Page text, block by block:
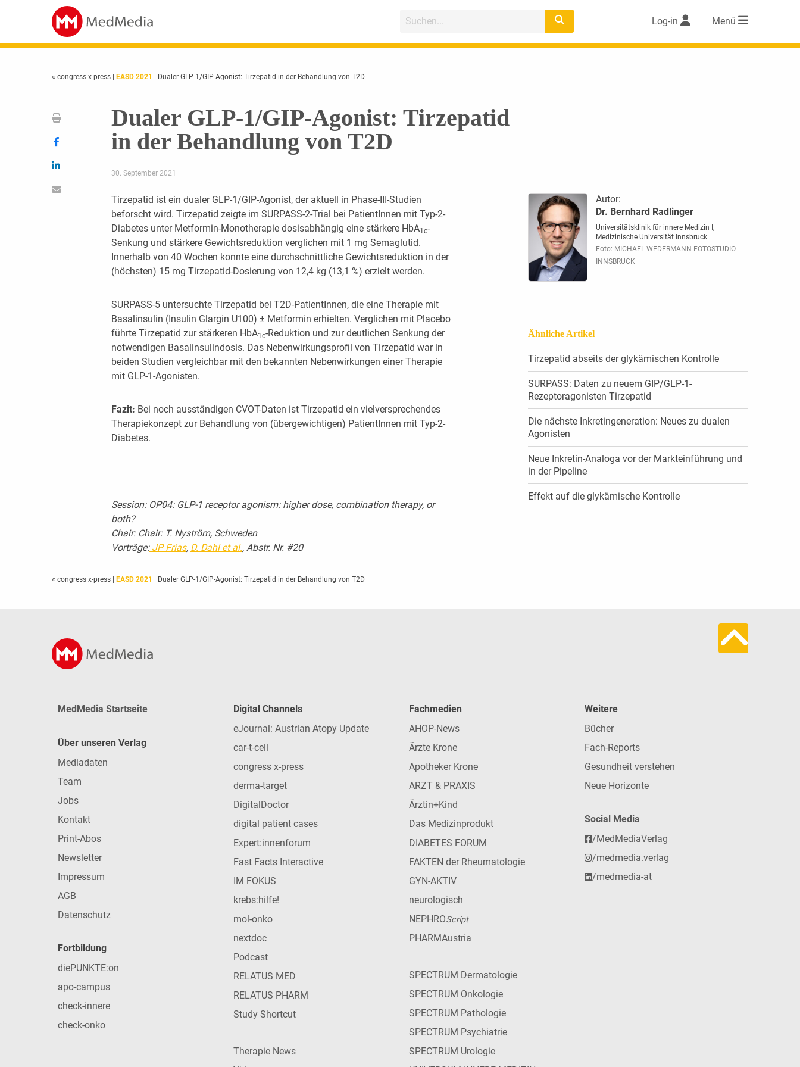
Log-in Menü
« congress x-press EASD 2021 | Dualer GLP-1/GIP-Agonist: ­Tirzepatid in der Behandlung von T2D
Dualer GLP-1/GIP-Agonist: ­Tirzepatid
in der Behandlung von T2D
30. September 2021
Tirzepatid ist ein dualer GLP-1/GIP-Agonist, der aktuell in Phase-III-Studien
beforscht wird. Tirzepatid zeigte im SURPASS-2-Trial bei PatientInnen mit Typ-2-
Diabetes unter Metformin-Monotherapie dosisabhängig eine stärkere HbA1c-
Senkung und stärkere Gewichtsreduktion verglichen mit 1 mg Semaglutid.
Innerhalb von 40 Wochen konnte eine durchschnittliche Gewichtsreduktion in der
(höchsten) 15 mg Tirzepatid-Dosierung von 12,4 kg (13,1 %) erzielt werden.
SURPASS-5 untersuchte Tirzepatid bei T2D-PatientInnen, die eine Therapie mit
Basalinsulin (Insulin Glargin U100) ± Metformin erhielten. Verglichen mit Placebo
führte Tirzepatid zur stärkeren HbA1c-Reduktion und zur deutlichen Senkung der
notwendigen Basalinsulindosis. Das Nebenwirkungsprofil von Tirzepatid war in
beiden Studien vergleichbar mit den bekannten Nebenwirkungen einer Therapie
mit GLP-1-Agonisten.
Fazit: Bei noch ausständigen CVOT-Daten ist Tirzepatid ein vielversprechendes
Therapiekonzept zur Behandlung von (übergewichtigen) PatientInnen mit Typ-2-
Diabetes.
Session: OP04: GLP-1 receptor agonism: higher dose, combination therapy, or
both?
Chair: Chair: T. Nyström, Schweden
Vorträge: JPFrías, D. Dahl et al., Abstr. Nr. #20
Autor:
Dr. Bernhard Radlinger
Universitätsklinik für innere Medizin I,
Medizinische Universität Innsbruck
Foto: MICHAEL WEDERMANN FOTOSTUDIO
INNSBRUCK
Ähnliche Artikel
Tirzepatid abseits der ­glykämischen Kontrolle
SURPASS: Daten zu neuem GIP/GLP-1-
Rezeptoragonisten ­Tirzepatid
Die nächste Inkretingeneration: Neues zu dualen
Agonisten
Neue Inkretin-Analoga vor der Markteinführung und
in der Pipeline
Effekt auf die glykämische ­Kontrolle
« congress x-press EASD 2021 | Dualer GLP-1/GIP-Agonist: ­Tirzepatid in der Behandlung von T2D
MedMedia Startseite
Über unseren Verlag
Mediadaten
Team
Jobs
Kontakt
Print-Abos
Newsletter
Impressum
AGB
Datenschutz
Fortbildung
diePUNKTE:on
apo-campus
check-innere
check-onko
Digital Channels
eJournal: Austrian Atopy Update
car-t-cell
congress x-press
derma-target
DigitalDoctor
digital patient cases
Expert:innenforum
Fast Facts Interactive
IM FOKUS
krebs:hilfe!
mol-onko
nextdoc
Podcast
RELATUS MED
RELATUS PHARM
Study Shortcut
Therapie News
Fachmedien
AHOP-News
Ärzte Krone
Apotheker Krone
ARZT & PRAXIS
Ärztin+Kind
Das Medizinprodukt
DIABETES FORUM
FAKTEN der Rheumatologie
GYN-AKTIV
neurologisch
NEPHROScript
PHARMAustria
SPECTRUM Dermatologie
SPECTRUM Onkologie
SPECTRUM Pathologie
SPECTRUM Psychiatrie
SPECTRUM Urologie
Weitere
Bücher
Fach-Reports
Gesundheit verstehen
Neue Horizonte
Social Media
/MedMediaVerlag
/medmedia.verlag
/medmedia-at